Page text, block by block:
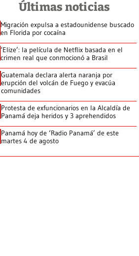
Últimas noticias
Migración expulsa a estadounidense buscado
en Florida por cocaína
‘Elize’: la película de Netflix basada en el
crimen real que conmocionó a Brasil
Guatemala declara alerta naranja por
erupción del volcán de Fuego y evacúa
comunidades
Protesta de exfuncionarios en la Alcaldía de
Panamá deja heridos y 3 aprehendidos
Panamá hoy de ‘Radio Panamá’ de este
martes 4 de agosto